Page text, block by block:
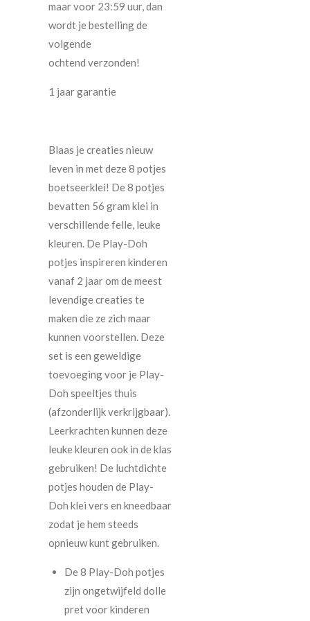
maar voor 23:59 uur, dan
wordt je bestelling de
volgende
ochtend verzonden!
1 jaar garantie
Blaas je creaties nieuw
leven in met deze 8 potjes
boetseerklei! De 8 potjes
bevatten 56 gram klei in
verschillende felle, leuke
kleuren. De Play-Doh
potjes inspireren kinderen
vanaf 2 jaar om de meest
levendige creaties te
maken die ze zich maar
kunnen voorstellen. Deze
set is een geweldige
toevoeging voor je Play-
Doh speeltjes thuis
(afzonderlijk verkrijgbaar).
Leerkrachten kunnen deze
leuke kleuren ook in de klas
gebruiken! De luchtdichte
potjes houden de Play-
Doh klei vers en kneedbaar
zodat je hem steeds
opnieuw kunt gebruiken.
De 8 Play-Doh potjes
zijn ongetwijfeld dolle
pret voor kinderen